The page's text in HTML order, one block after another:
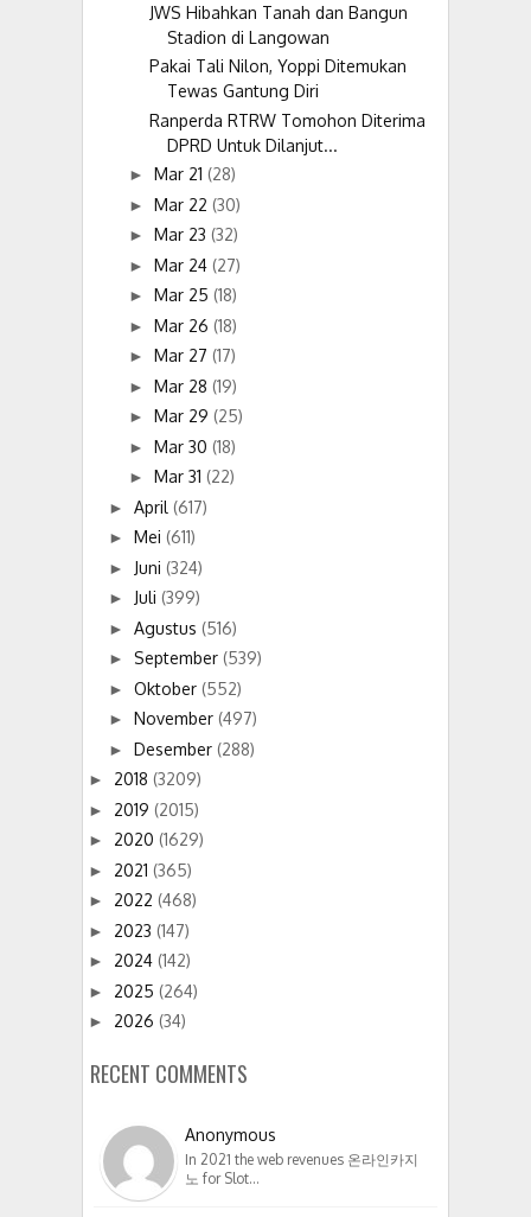
JWS Hibahkan Tanah dan Bangun
Stadion di Langowan
Pakai Tali Nilon, Yoppi Ditemukan
Tewas Gantung Diri
Ranperda RTRW Tomohon Diterima
DPRD Untuk Dilanjut...
► Mar 21 (28)
► Mar 22 (30)
► Mar 23 (32)
► Mar 24 (27)
► Mar 25 (18)
► Mar 26 (18)
► Mar 27 (17)
► Mar 28 (19)
► Mar 29 (25)
► Mar 30 (18)
► Mar 31 (22)
► April (617)
► Mei (611)
► Juni (324)
► Juli (399)
► Agustus (516)
► September (539)
► Oktober (552)
► November (497)
► Desember (288)
► 2018 (3209)
► 2019 (2015)
► 2020 (1629)
► 2021 (365)
► 2022 (468)
► 2023 (147)
► 2024 (142)
► 2025 (264)
► 2026 (34)
RECENT COMMENTS
Anonymous
In 2021 the web revenues 온라인카지
노 for Slot…